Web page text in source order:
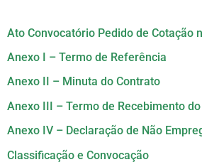
Ato Convocatório Pedido de Cotação
Anexo I – Termo de Referência
Anexo II – Minuta do Contrato
Anexo III – Termo de Recebimento
Anexo IV – Declaração de Não
Classificação e Convocação